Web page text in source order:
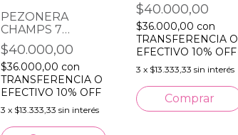
PEZONERA
CHAMPS 7
CASCABELES
DORADAS
$40.000,00
$36.000,00 con
TRANSFERENCIA O
EFECTIVO 10% OFF
3 x $13.333,33 sin interés
$40.000,00
$36.000,00 con
TRANSFERENCIA O
EFECTIVO 10% OFF
3 x $13.333,33 sin interés